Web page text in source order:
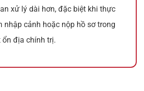
xử lý dài hơn, đặc biệt khi thực
nhập cảnh hoặc nộp hồ sơ trong
địa chính trị.